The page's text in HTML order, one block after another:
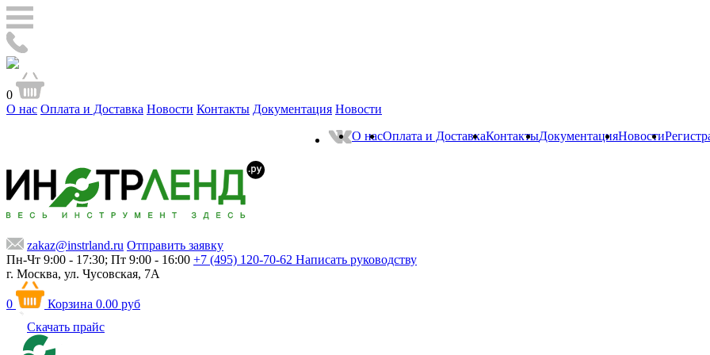
0
О нас Оплата и Доставка Новости Контакты Документация Новости
О насОплата и ДоставкаКонтактыДокументацияНовости
zakaz@instrland.ru Отправить заявку
Пн-Чт 9:00 - 17:30; Пт 9:00 - 16:00 +7 (495) 120-70-62 Написать руководству
г. Москва, ул. Чусовская, 7А
0 Корзина 0.00 руб
Скачать прайс